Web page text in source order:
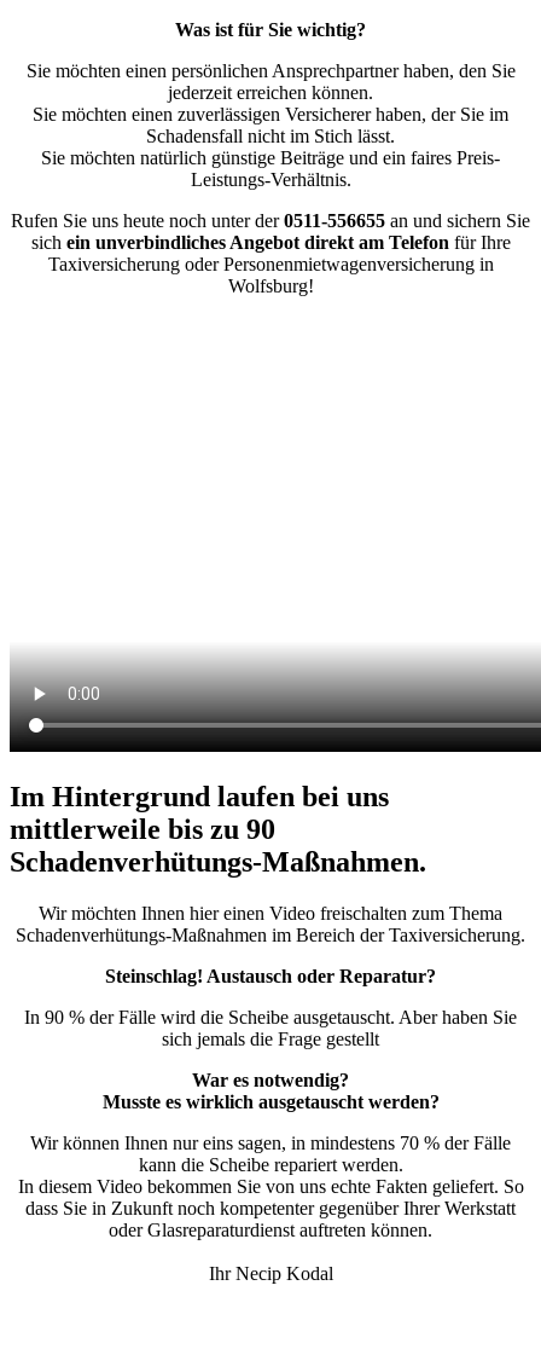
Was ist für Sie wichtig?
Sie möchten einen persönlichen Ansprechpartner haben, den Sie
jederzeit erreichen können.
Sie möchten einen zuverlässigen Versicherer haben, der Sie im
Schadensfall nicht im Stich lässt.
Sie möchten natürlich günstige Beiträge und ein faires Preis-
Leistungs-Verhältnis.
Rufen Sie uns heute noch unter der0511-556655 an und sichern Sie
sich ein unverbindliches Angebot direkt am Telefon für Ihre
Taxiversicherung oder Personenmietwagenversicherung in
Wolfsburg!
Im Hintergrund laufen bei uns
mittlerweile bis zu 90
Schadenverhütungs-Maßnahmen.
Wir möchten Ihnen hier einen Video freischalten zum Thema
Schadenverhütungs-Maßnahmen im Bereich der Taxiversicherung.
Steinschlag! Austausch oder Reparatur?
In 90 % der Fälle wird die Scheibe ausgetauscht. Aber haben Sie
sich jemals die Frage gestellt
War es notwendig?
Musste es wirklich ausgetauscht werden?
Wir können Ihnen nur eins sagen, in mindestens 70 % der Fälle
kann die Scheibe repariert werden.
In diesem Video bekommen Sie von uns echte Fakten geliefert. So
dass Sie in Zukunft noch kompetenter gegenüber Ihrer Werkstatt
oder Glasreparaturdienst auftreten können.
Ihr Necip Kodal